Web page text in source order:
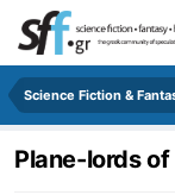
Science Fiction &
Plane-lords of